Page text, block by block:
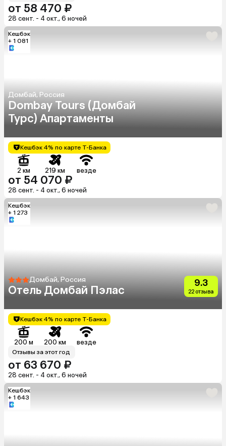
от 58 470 ₽
28 сент. - 4 окт., 6 ночей
Кешбэк
+ 1 081
Домбай, Россия
Dombay Tours (Домбай
Турс) Апартаменты
Кешбэк 4% по карте Т-Банка
2 км 219 км везде
от 54 070 ₽
28 сент. - 4 окт., 6 ночей
Кешбэк
+ 1 273
Домбай, Россия
Отель Домбай Пэлас
9.3
22 отзыва
Кешбэк 4% по карте Т-Банка
200 м 200 км везде
Отзывы за этот год
от 63 670 ₽
28 сент. - 4 окт., 6 ночей
Кешбэк
+ 1 643